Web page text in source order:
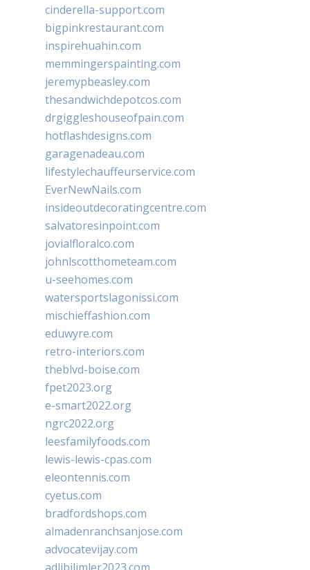
cinderella-support.com
bigpinkrestaurant.com
inspirehuahin.com
memmingerspainting.com
jeremypbeasley.com
thesandwichdepotcos.com
drgiggleshouseofpain.com
hotflashdesigns.com
garagenadeau.com
lifestylechauffeurservice.com
EverNewNails.com
insideoutdecoratingcentre.com
salvatoresinpoint.com
jovialfloralco.com
johnlscotthometeam.com
u-seehomes.com
watersportslagonissi.com
mischieffashion.com
eduwyre.com
retro-interiors.com
theblvd-boise.com
fpet2023.org
e-smart2022.org
ngrc2022.org
leesfamilyfoods.com
lewis-lewis-cpas.com
eleontennis.com
cyetus.com
bradfordshops.com
almadenranchsanjose.com
advocatevijay.com